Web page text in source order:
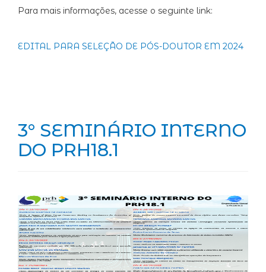
Para mais informações, acesse o seguinte link:
EDITAL PARA SELEÇÃO DE PÓS-DOUTOR EM 2024
3° SEMINÁRIO INTERNO
DO PRH18.1